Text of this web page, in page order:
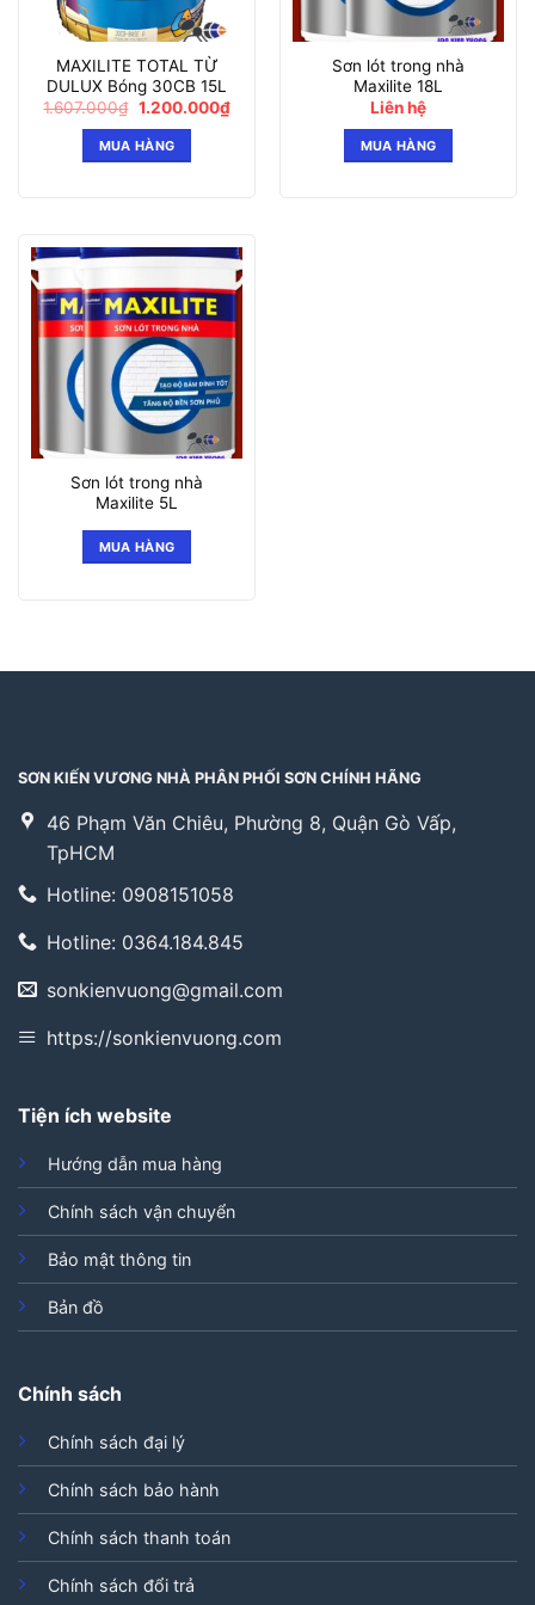
MAXILITE TOTAL TỪ
DULUX Bóng 30CB 15L
1.607.000₫ Giá
là:
1.607.000₫.
1.200.000₫Giá
hiện
MUA HÀNG
Sơn lót trong nhà
Maxilite 18L
Liên hệ
MUA HÀNG
Sơn lót trong nhà
Maxilite 5L
MUA HÀNG
SƠN KIẾN VƯƠNG NHÀ PHÂN PHỐI SƠN CHÍNH HÃNG
46 Phạm Văn Chiêu, Phường 8, Quận Gò Vấp,
TpHCM
Hotline: 0908151058
Hotline: 0364.184.845
sonkienvuong@gmail.com
https://sonkienvuong.com
Tiện ích website
Hướng dẫn mua hàng
Chính sách vận chuyển
Bảo mật thông tin
Bản đồ
Chính sách
Chính sách đại lý
Chính sách bảo hành
Chính sách thanh toán
Chính sách đổi trả